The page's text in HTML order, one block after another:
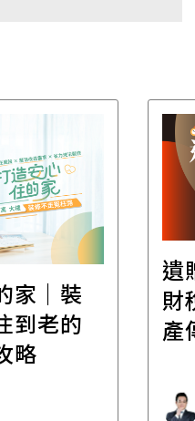
家｜裝
到老的
略
遺
財
產